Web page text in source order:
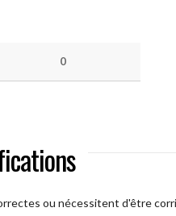
0
ou nécessitent d'être